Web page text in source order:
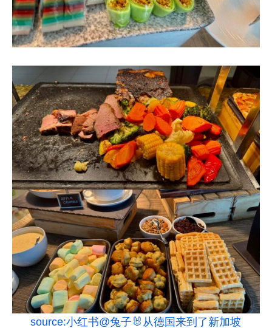
source:小红书@兔子🐰从德国来到了新加坡